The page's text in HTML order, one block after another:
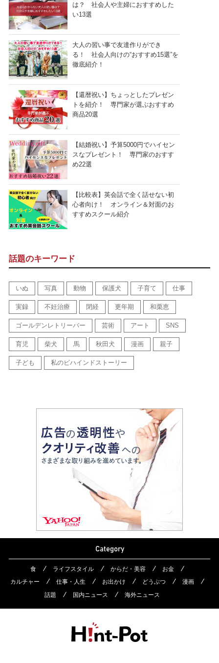
は？ 社会人や主婦におすすめした
い13選
大人の習い事で友達作りができ
る！ 社会人向けの“おすすめ15選”を
徹底紹介！
【還暦祝い】ちょっとしたプレゼン
トを紹介！ 専門家が選ぶおすすめ
商品20選
【結婚祝い】予算5000円でハイセン
スなプレゼント！ 専門家のおすす
め22選
【比較表】英会話で全く話せない初
心者向け！ オンライン＆対面のお
すすめスクール紹介
話題のキーワード
いぬ 写真 動物 保護犬 子育て 仕事
実録 不妊治療 閉経 更年期 和栗恵
ゴールデンレトリーバー 芸術 アート SNS
育児 柴犬 馬 秋田犬 漫画 親子
子ども 私のビハインドストーリー
Category
食 ライフスタイル からだ・美容
お金
カルチャー
仕事・人生 お出かけ どうぶつ
漫画
話題
国内ニュース 海外ニュース